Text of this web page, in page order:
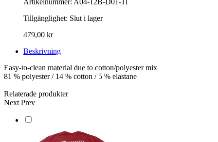
Tillgänglighet: Slut i lager
479,00 kr
Beskrivning
Easy-to-clean material due to cotton/polyester mix
81 % polyester / 14 % cotton / 5 % elastane
Relaterade produkter
Next Prev